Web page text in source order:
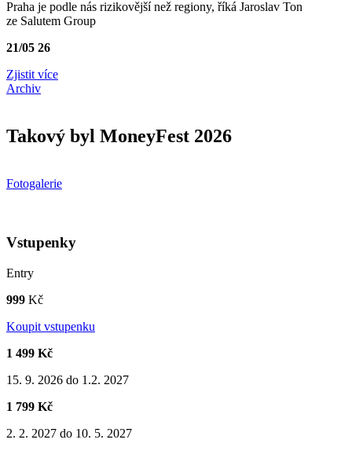
Praha je podle nás rizikovější než regiony, říká Jaroslav Ton
ze Salutem Group
21/05 26
Zjistit více
Archiv
Takový byl MoneyFest 2026
Fotogalerie
Vstupenky
Entry
999 Kč
Koupit vstupenku
1 499 Kč
15. 9. 2026 do 1.2. 2027
1 799 Kč
2. 2. 2027 do 10. 5. 2027